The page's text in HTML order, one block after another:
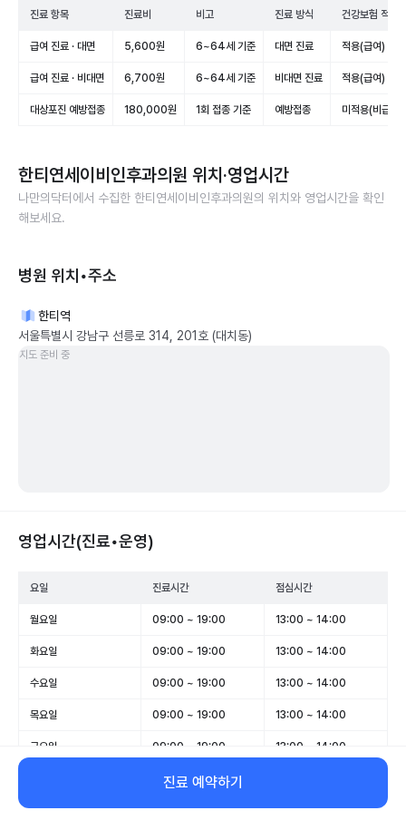
진료 항목 진료비 비고 진료 방식 건강보험 적용
급여 진료 · 대면 5,600원 6~64세 기준 대면 진료 적용(급여)
급여 진료 · 비대면 6,700원 6~64세 기준 비대면 진료 적용(급여)
대상포진 예방접종 180,000원 1회 접종 기준 예방접종 미적용(비급여)
한티연세이비인후과의원 위치·영업시간
나만의닥터에서 수집한 한티연세이비인후과의원의 위치와 영업시간을 확인
해보세요.
병원 위치•주소
한티역
서울특별시 강남구 선릉로 314, 201호 (대치동)
지도 준비 중
영업시간(진료•운영)
요일 진료시간 점심시간
월요일 09:00 ~ 19:00 13:00 ~ 14:00
화요일 09:00 ~ 19:00 13:00 ~ 14:00
수요일 09:00 ~ 19:00 13:00 ~ 14:00
목요일 09:00 ~ 19:00 13:00 ~ 14:00
금요일 09:00 ~ 19:00 13:00 ~ 14:00
09:00 ~ 14:00
일요일 휴무 -
진료 예약하기